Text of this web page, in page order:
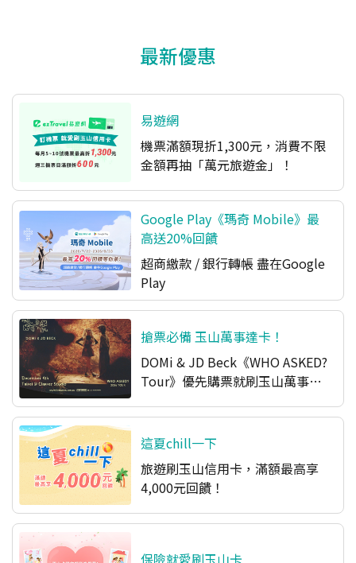
最新優惠
易遊網
機票滿額現折1,300元，消費不限
金額再抽「萬元旅遊金」！
Google Play《瑪奇 Mobile》最
高送20%回饋
超商繳款 / 銀行轉帳 盡在Google
Play​
搶票必備 玉山萬事達卡！
DOMi & JD Beck《WHO ASKED?
Tour》優先購票就刷玉山萬事達
這夏chill一下
旅遊刷玉山信用卡，滿額最高享
4,000元回饋！